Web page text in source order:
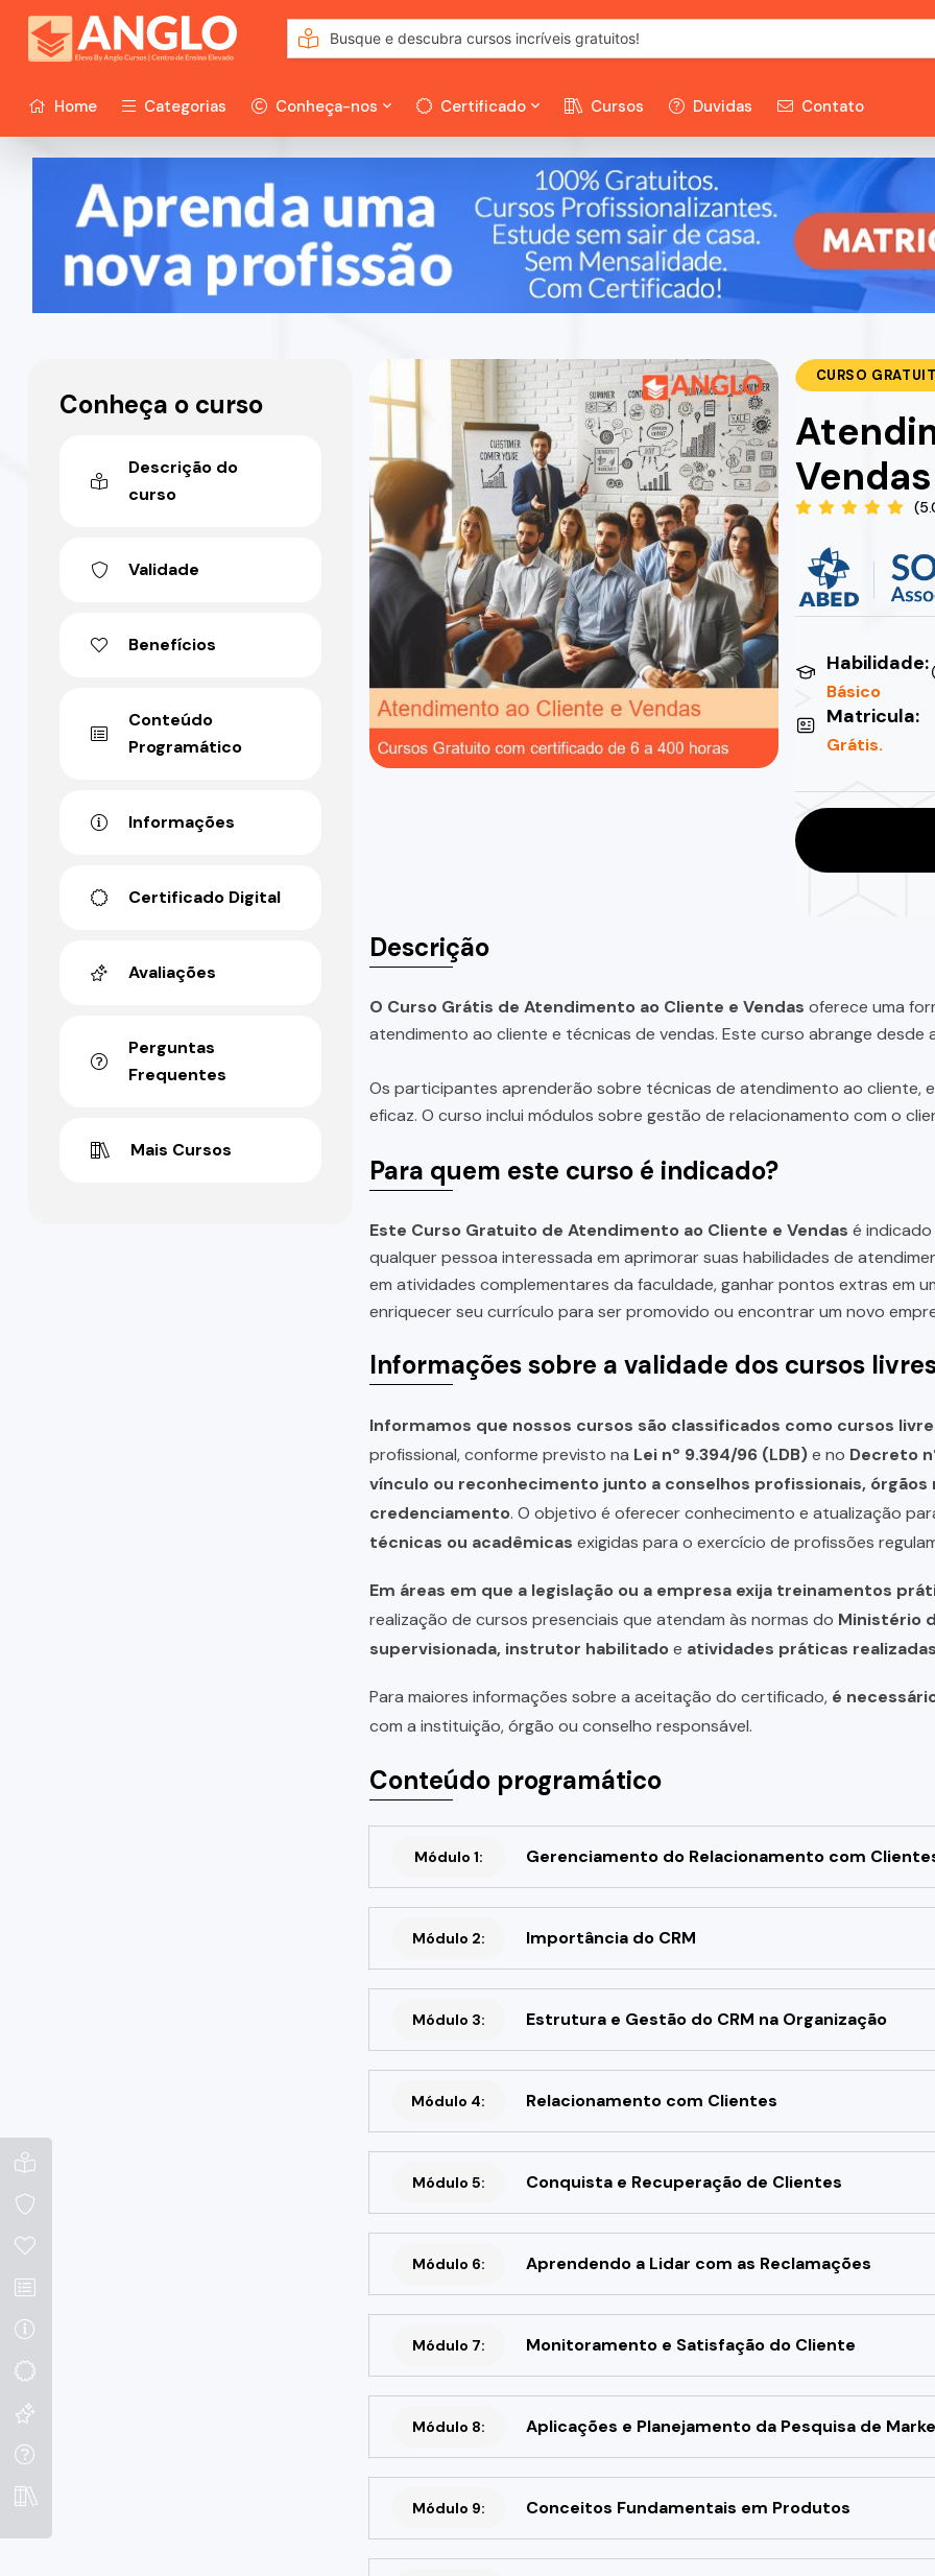
Home Categorias Conheça-nos Certificado Cursos Duvidas Contato
CURSO
Vendas
Habilidade:
Básico
Matricula:
Grátis.
Descrição
O Curso Grátis de Atendimento ao Cliente e Vendas oferece uma
atendimento ao cliente e técnicas de vendas. Este curso abrange desde
Os participantes aprenderão sobre técnicas de atendimento ao cliente,
eficaz. O curso inclui módulos sobre gestão de relacionamento com o
Para quem este curso é indicado?
Este Curso Gratuito de Atendimento ao Cliente e Vendas é
qualquer pessoa interessada em aprimorar suas habilidades de
em atividades complementares da faculdade, ganhar pontos extras em
enriquecer seu currículo para ser promovido ou encontrar um novo
Informações sobre a validade dos cursos
Informamos que nossos cursos são classificados como cursos
profissional, conforme previsto na Lei nº 9.394/96 (LDB)e no Decreto
vínculo ou reconhecimento junto a conselhos profissionais,
credenciamento. O objetivo é oferecer conhecimento e atualização
técnicas ou acadêmicas exigidas para o exercício de profissões
Em áreas em que a legislação ou a empresa exija treinamentos
realização de cursos presenciais que atendam às normas do Ministério
supervisionada, instrutor habilitadoe atividades práticas
Para maiores informações sobre a aceitação do certificado, é
com a instituição, órgão ou conselho responsável.
Conteúdo programático
Módulo 1: Gerenciamento do Relacionamento com
Módulo 2: Importância do CRM
Módulo 3: Estrutura e Gestão do CRM na Organização
Módulo 4: Relacionamento com Clientes
Módulo 5: Conquista e Recuperação de Clientes
Módulo 6: Aprendendo a Lidar com as Reclamações
Módulo 7: Monitoramento e Satisfação do Cliente
Módulo 8: Aplicações e Planejamento da Pesquisa de
Módulo 9: Conceitos Fundamentais em Produtos
Conheça o curso
Descrição do
curso
Validade
Benefícios
Conteúdo
Programático
Informações
Certificado Digital
Avaliações
Perguntas
Frequentes
Mais Cursos